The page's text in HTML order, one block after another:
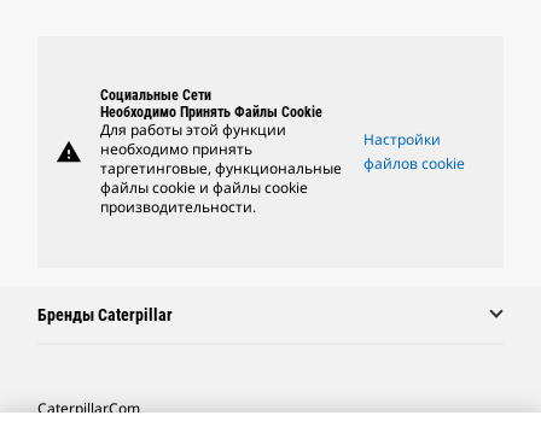
warning
Социальные Сети
Необходимо Принять Файлы Cookie
Для работы этой функции
необходимо принять
таргетинговые, функциональные
файлы cookie и файлы cookie
производительности.
Настройки
файлов cookie
Бренды Caterpillar
Caterpillar.com